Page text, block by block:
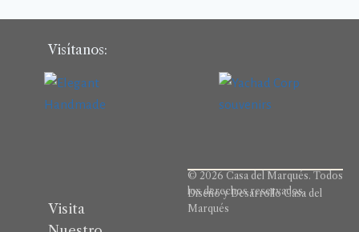
Visítanos:
Visita
© 2026 Casa del Marqués. Todos
los derechos reservados.
Diseño y Desarrollo Casa del
Marqués